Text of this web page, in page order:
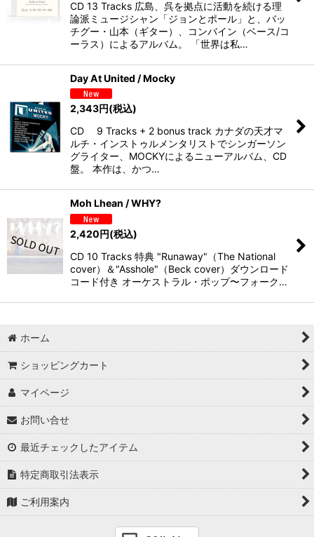
CD 13 Tracks 広島、呉を拠点に活動を続ける理
論派ミュージシャン「ジョンとポール」と、バッ
チグー・山本（ギター）、コンバイン（ベース/コ
ーラス）によるアルバム。 「世界は私…
Day At United / Mocky
2,343円(税込)
CD 9 Tracks + 2 bonus track カナダの天才マ
ルチ・インストゥルメンタリストでシンガーソン
グライター、MOCKYによるニューアルバム、CD
盤。 本作は、かつ…
Moh Lhean / WHY?
2,420円(税込)
CD 10 Tracks 特典 "Runaway"（The National
cover）＆"Asshole"（Beck cover）ダウンロード
コード付き オーケストラル・ポップ〜フォーク…
ホーム
ショッピングカート
マイページ
お問い合せ
最近チェックしたアイテム
特定商取引法表示
ご利用案内